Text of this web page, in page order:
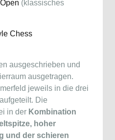
(klassisches
Chess
ausgeschrieben und
ausgetragen.
jeweils in die drei
Die
in der Kombination
hoher
und der schieren